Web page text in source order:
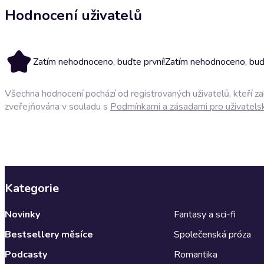
Hodnocení uživatelů
Zatím nehodnoceno, buďte první!Zatím nehodnoceno,
Všechna hodnocení pochází od registrovaných uživatelů, kteří
zveřejňována v souladu s Podmínkami a zásadami pro
Kategorie
Novinky
Bestsellery měsíce
Podcasty
Fantasy a sci-fi
Společenská próza
Romantika